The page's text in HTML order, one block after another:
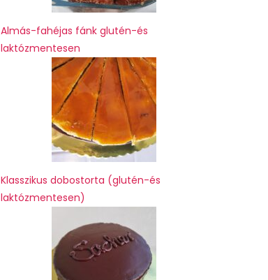
Almás-fahéjas fánk glutén-és
laktózmentesen
Klasszikus dobostorta (glutén-és
laktózmentesen)